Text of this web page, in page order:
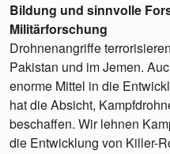
Bildung und sinnvolle
Militärforschung
Drohnenangriffe
Pakistan und im Jemen.
enorme Mittel in die
hat die Absicht,
beschaffen. Wir lehnen
die Entwicklung von Killer-